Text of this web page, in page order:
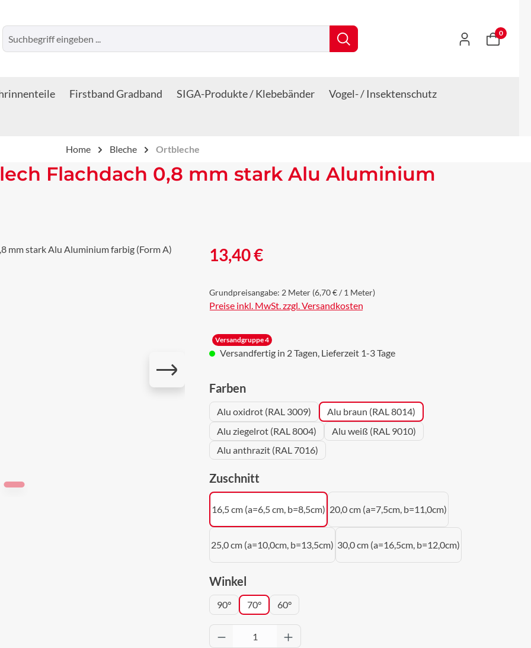
0
Firstband Gradband SIGA-Produkte / Klebebänder
Vogel- / Insektenschutz
Home Bleche Ortbleche
Flachdach 0,8 mm stark Alu Aluminium
Regulärer Preis:
13,40 €
Grundpreisangabe: 2 Meter (6,70 € / 1 Meter)
Preise inkl. MwSt. zzgl. Versandkosten
Versandgruppe 4
Versandfertig in 2 Tagen, Lieferzeit 1-3 Tage
Farbenauswählen
Alu oxidrot (RAL 3009)
Alu braun (RAL 8014)
Alu ziegelrot (RAL 8004)
Alu weiß (RAL 9010)
Alu anthrazit (RAL 7016)
Zuschnittauswählen
16,5 cm (a=6,5 cm, b=8,5cm) 20,0 cm (a=7,5cm, b=11,0cm)
25,0 cm (a=10,0cm, b=13,5cm) 30,0 cm (a=16,5cm, b=12,0cm)
Winkelauswählen
90° 70° 60°
Produkt Anzahl: Gib den gewünschten Wert ein